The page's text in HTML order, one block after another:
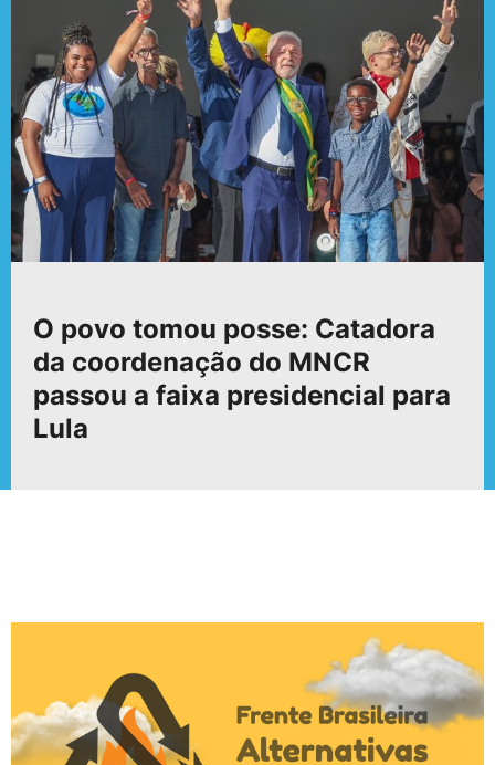
O povo tomou posse: Catadora
da coordenação do MNCR
passou a faixa presidencial para
Lula